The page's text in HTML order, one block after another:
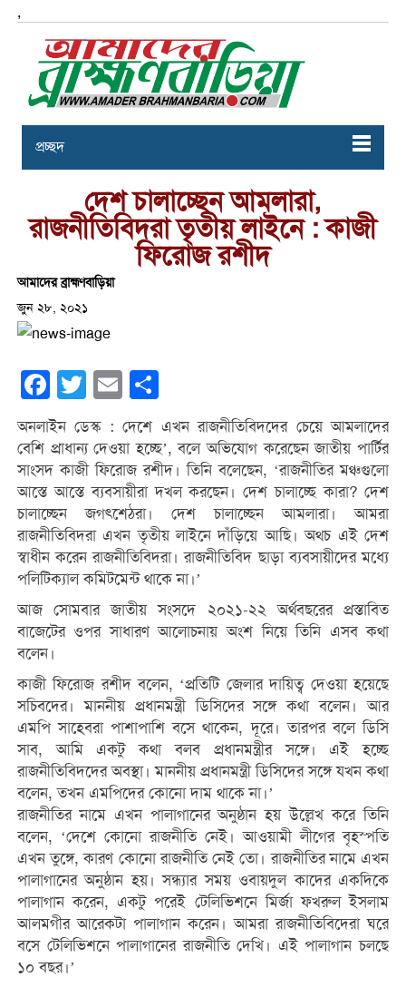
,
প্রচ্ছদ
দেশ চালাচ্ছেন আমলারা,
রাজনীতিবিদরা তৃতীয় লাইনে : কাজী
ফিরোজ রশীদ
আমাদের ব্রাহ্মণবাড়িয়া
জুন ২৮, ২০২১
Facebook
Twitter Email
অনলাইন ডেস্ক : দেশে এখন রাজনীতিবিদদের চেয়ে আমলাদের
বেশি প্রাধান্য দেওয়া হচ্ছে’, বলে অভিযোগ করেছেন জাতীয় পার্টির
সাংসদ কাজী ফিরোজ রশীদ। তিনি বলেছেন, ‌‌‘রাজনীতির মঞ্চগুলো
আস্তে আস্তে ব্যবসায়ীরা দখল করছেন। দেশ চালাচ্ছে কারা? দেশ
চালাচ্ছেন জগৎশেঠরা। দেশ চালাচ্ছেন আমলারা। আমরা
রাজনীতিবিদরা এখন তৃতীয় লাইনে দাঁড়িয়ে আছি। অথচ এই দেশ
স্বাধীন করেন রাজনীতিবিদরা। রাজনীতিবিদ ছাড়া ব্যবসায়ীদের মধ্যে
পলিটিক্যাল কমিটমেন্ট থাকে না।’
আজ সোমবার জাতীয় সংসদে ২০২১-২২ অর্থবছরের প্রস্তাবিত
বাজেটের ওপর সাধারণ আলোচনায় অংশ নিয়ে তিনি এসব কথা
বলেন।
কাজী ফিরোজ রশীদ বলেন, ‘প্রতিটি জেলার দায়িত্ব দেওয়া হয়েছে
সচিবদের। মাননীয় প্রধানমন্ত্রী ডিসিদের সঙ্গে কথা বলেন। আর
এমপি সাহেবরা পাশাপাশি বসে থাকেন, দূরে। তারপর বলে ডিসি
সাব, আমি একটু কথা বলব প্রধানমন্ত্রীর সঙ্গে। এই হচ্ছে
রাজনীতিবিদদের অবস্থা। মাননীয় প্রধানমন্ত্রী ডিসিদের সঙ্গে যখন কথা
বলেন, তখন এমপিদের কোনো দাম থাকে না।’
রাজনীতির নামে এখন পালাগানের অনুষ্ঠান হয় উল্লেখ করে তিনি
বলেন, ‘দেশে কোনো রাজনীতি নেই। আওয়ামী লীগের বৃহস্পতি
এখন তুঙ্গে, কারণ কোনো রাজনীতি নেই তো। রাজনীতির নামে এখন
পালাগানের অনুষ্ঠান হয়। সন্ধ্যার সময় ওবায়দুল কাদের একদিকে
পালাগান করেন, একটু পরেই টেলিভিশনে মির্জা ফখরুল ইসলাম
আলমগীর আরেকটা পালাগান করেন। আমরা রাজনীতিবিদেরা ঘরে
বসে টেলিভিশনে পালাগানের রাজনীতি দেখি। এই পালাগান চলছে
১০ বছর।’